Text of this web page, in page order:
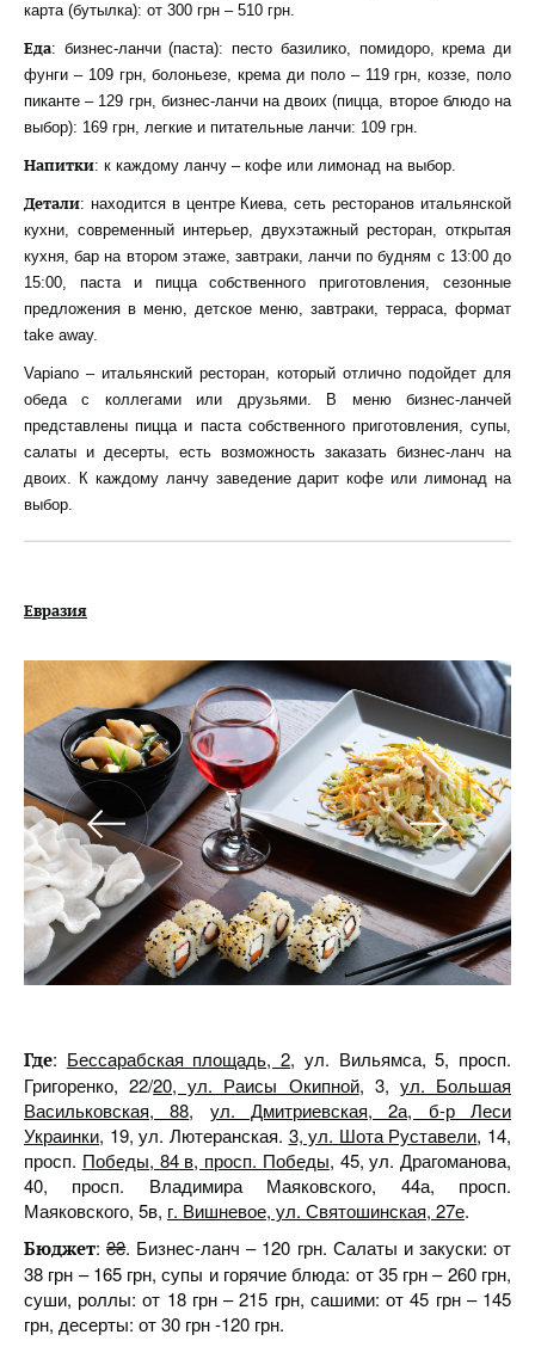
карта (бутылка): от 300 грн – 510 грн.
Еда: бизнес-ланчи (паста): песто базилико, помидоро, крема ди
фунги – 109 грн, болоньезе, крема ди поло – 119 грн, коззе, поло
пиканте – 129 грн, бизнес-ланчи на двоих (пицца, второе блюдо на
выбор): 169 грн, легкие и питательные ланчи: 109 грн.
Напитки: к каждому ланчу – кофе или лимонад на выбор.
Детали: находится в центре Киева, сеть ресторанов итальянской
кухни, современный интерьер, двухэтажный ресторан, открытая
кухня, бар на втором этаже, завтраки, ланчи по будням с 13:00 до
15:00, паста и пицца собственного приготовления, сезонные
предложения в меню, детское меню, завтраки, терраса, формат
take away.
Vapiano – итальянский ресторан, который отлично подойдет для
обеда с коллегами или друзьями. В меню бизнес-ланчей
представлены пицца и паста собственного приготовления, супы,
салаты и десерты, есть возможность заказать бизнес-ланч на
двоих. К каждому ланчу заведение дарит кофе или лимонад на
выбор.
Евразия
Где: Бессарабская площадь, 2, ул. Вильямса, 5, просп.
Григоренко, 22/20, ул. Раисы Окипной, 3, ул. Большая
Васильковская, 88, ул. Дмитриевская, 2а, б-р Леси
Украинки, 19, ул. Лютеранская. 3, ул. Шота Руставели, 14,
просп. Победы, 84 в, просп. Победы, 45, ул. Драгоманова,
40, просп. Владимира Маяковского, 44а, просп.
Маяковского, 5в, г. Вишневое, ул. Святошинская, 27е.
Бюджет: ₴₴. Бизнес-ланч – 120 грн. Салаты и закуски: от
38 грн – 165 грн, супы и горячие блюда: от 35 грн – 260 грн,
суши, роллы: от 18 грн – 215 грн, сашими: от 45 грн – 145
грн, десерты: от 30 грн -120 грн.